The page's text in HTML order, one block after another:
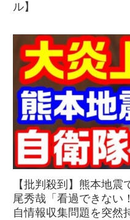
ル】
【批判殺到】熊本地
尾秀哉「看過できない
自情報収集問題を突然